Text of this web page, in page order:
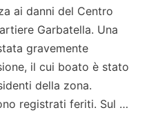
ai danni del Centro
Garbatella. Una
gravemente
il cui boato è stato
della zona.
registrati feriti. Sul …